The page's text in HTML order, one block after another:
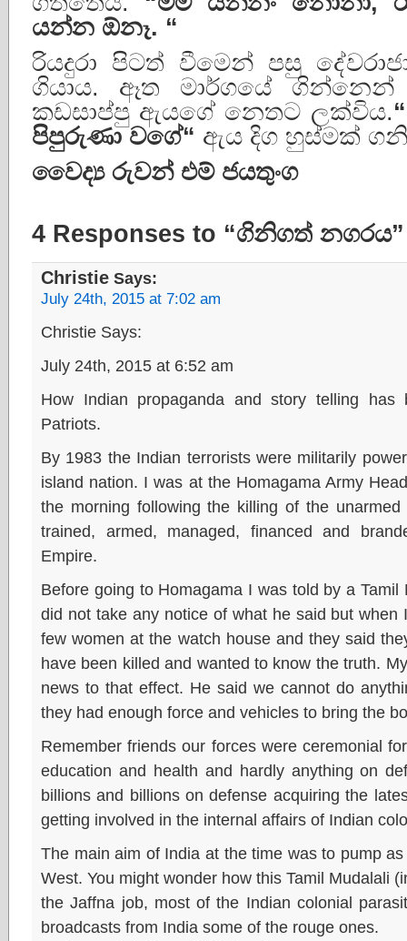
යන්න ඕනෑ. “
රියදුරා පිටත් වීමෙන් පසු
ගියාය. ඈත මාර්ගයේ
කඩසාප්පු ඇයගේ නෙතට ලක්විය.“
පිපුරුණා වගේ“ ඇය දිග හුස්මක්
වෛද් රුවන් එම් ජයතුංග
4 Responses to “ගිනිගත් නගරය”
Christie Says:
July 24th, 2015 at 7:02 am
Christie Says:
July 24th, 2015 at 6:52 am
How Indian propaganda and story telling has
Patriots.
By 1983 the Indian terrorists were militarily
island nation. I was at the Homagama Army
the morning following the killing of the
trained, armed, managed, financed and
Empire.
Before going to Homagama I was told by a Tamil
did not take any notice of what he said but when
few women at the watch house and they said
have been killed and wanted to know the truth.
news to that effect. He said we cannot do
they had enough force and vehicles to bring the
Remember friends our forces were ceremonial
education and health and hardly anything on
billions and billions on defense acquiring the
getting involved in the internal affairs of Indian
The main aim of India at the time was to pump
West. You might wonder how this Tamil Mudalali
the Jaffna job, most of the Indian colonial
broadcasts from India some of the rouge ones.